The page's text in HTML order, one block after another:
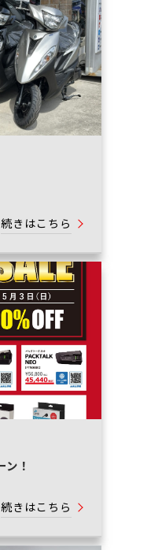
続きはこちら
！
続きはこちら